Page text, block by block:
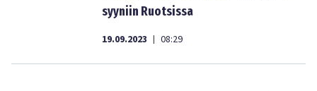
syyniin Ruotsissa
19.09.2023 | 08:29